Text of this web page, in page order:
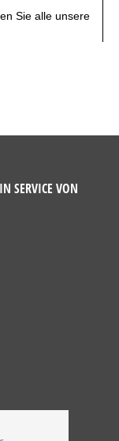
SERVICE VON